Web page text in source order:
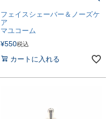
フェイスシェーバー＆ノーズケ
ア
マユコーム
¥550税込
カートに入れる